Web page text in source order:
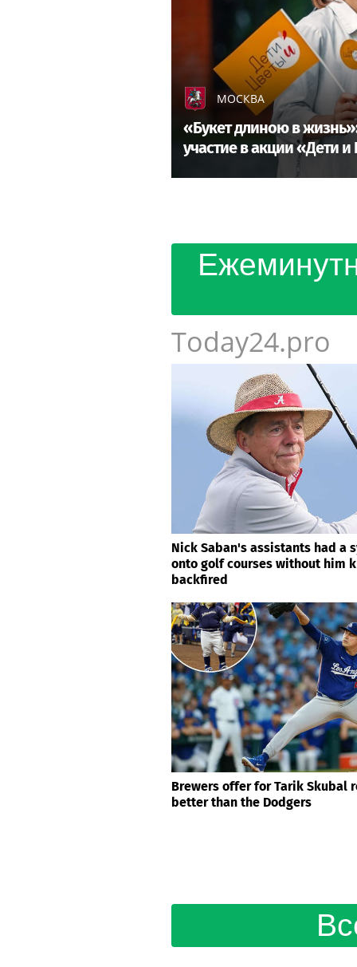
МОСКВА
«Букет длиною в
участие в акции «Дети
Today24.pro
Nick Saban's assistants had a
onto golf courses without him
backfired
Brewers offer for Tarik Skubal
better than the Dodgers